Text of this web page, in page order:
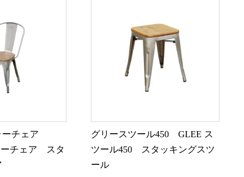
ーチェア
ーチェア スタ
グリースツール450 GLEE ス
ツール450 スタッキングスツ
ール